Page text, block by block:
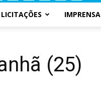
LICITAÇÕES IMPRENSA
(25)